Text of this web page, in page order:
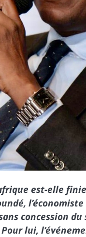
est-elle
concession
lui,